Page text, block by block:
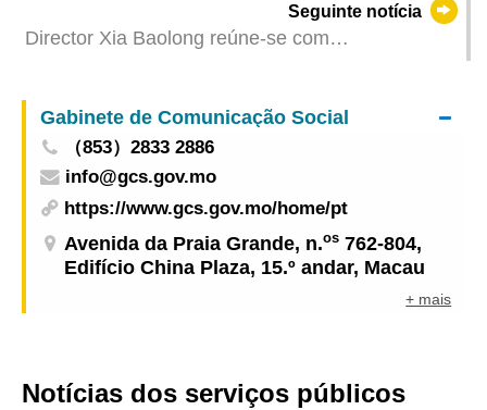
desempenhar um maior papel na construção de
Macau e no desenvolvimento nacional
Seguinte notícia
Director Xia Baolong reúne-se com
Macau
Gabinete de Comunicação Social
（853）2833 2886
info@gcs.gov.mo
https://www.gcs.gov.mo/home/pt
Avenida da Praia Grande, n.os 762-804,
Edifício China Plaza, 15.º andar, Macau
+ mais
Notícias dos serviços públicos